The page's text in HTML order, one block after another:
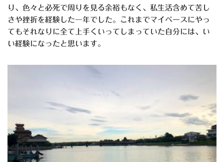
り、色々と必死で周りを見る余裕もなく、私生活含めて苦し
さや挫折を経験した一年でした。これまでマイペースにやっ
てもそれなりに全て上手くいってしまっていた自分には、い
い経験になったと思います。